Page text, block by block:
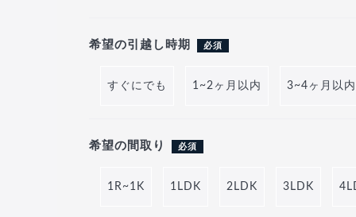
希望の引越し時期 必須
すぐにでも 1~2ヶ月以内 3~4ヶ月以内
希望の間取り 必須
1R~1K 1LDK 2LDK 3LDK